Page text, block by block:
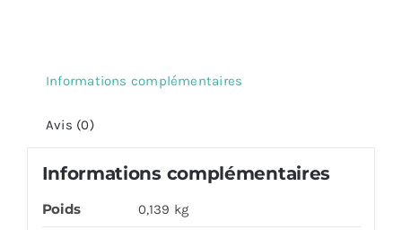
Informations complémentaires
Avis (0)
Informations complémentaires
Poids 0,139 kg